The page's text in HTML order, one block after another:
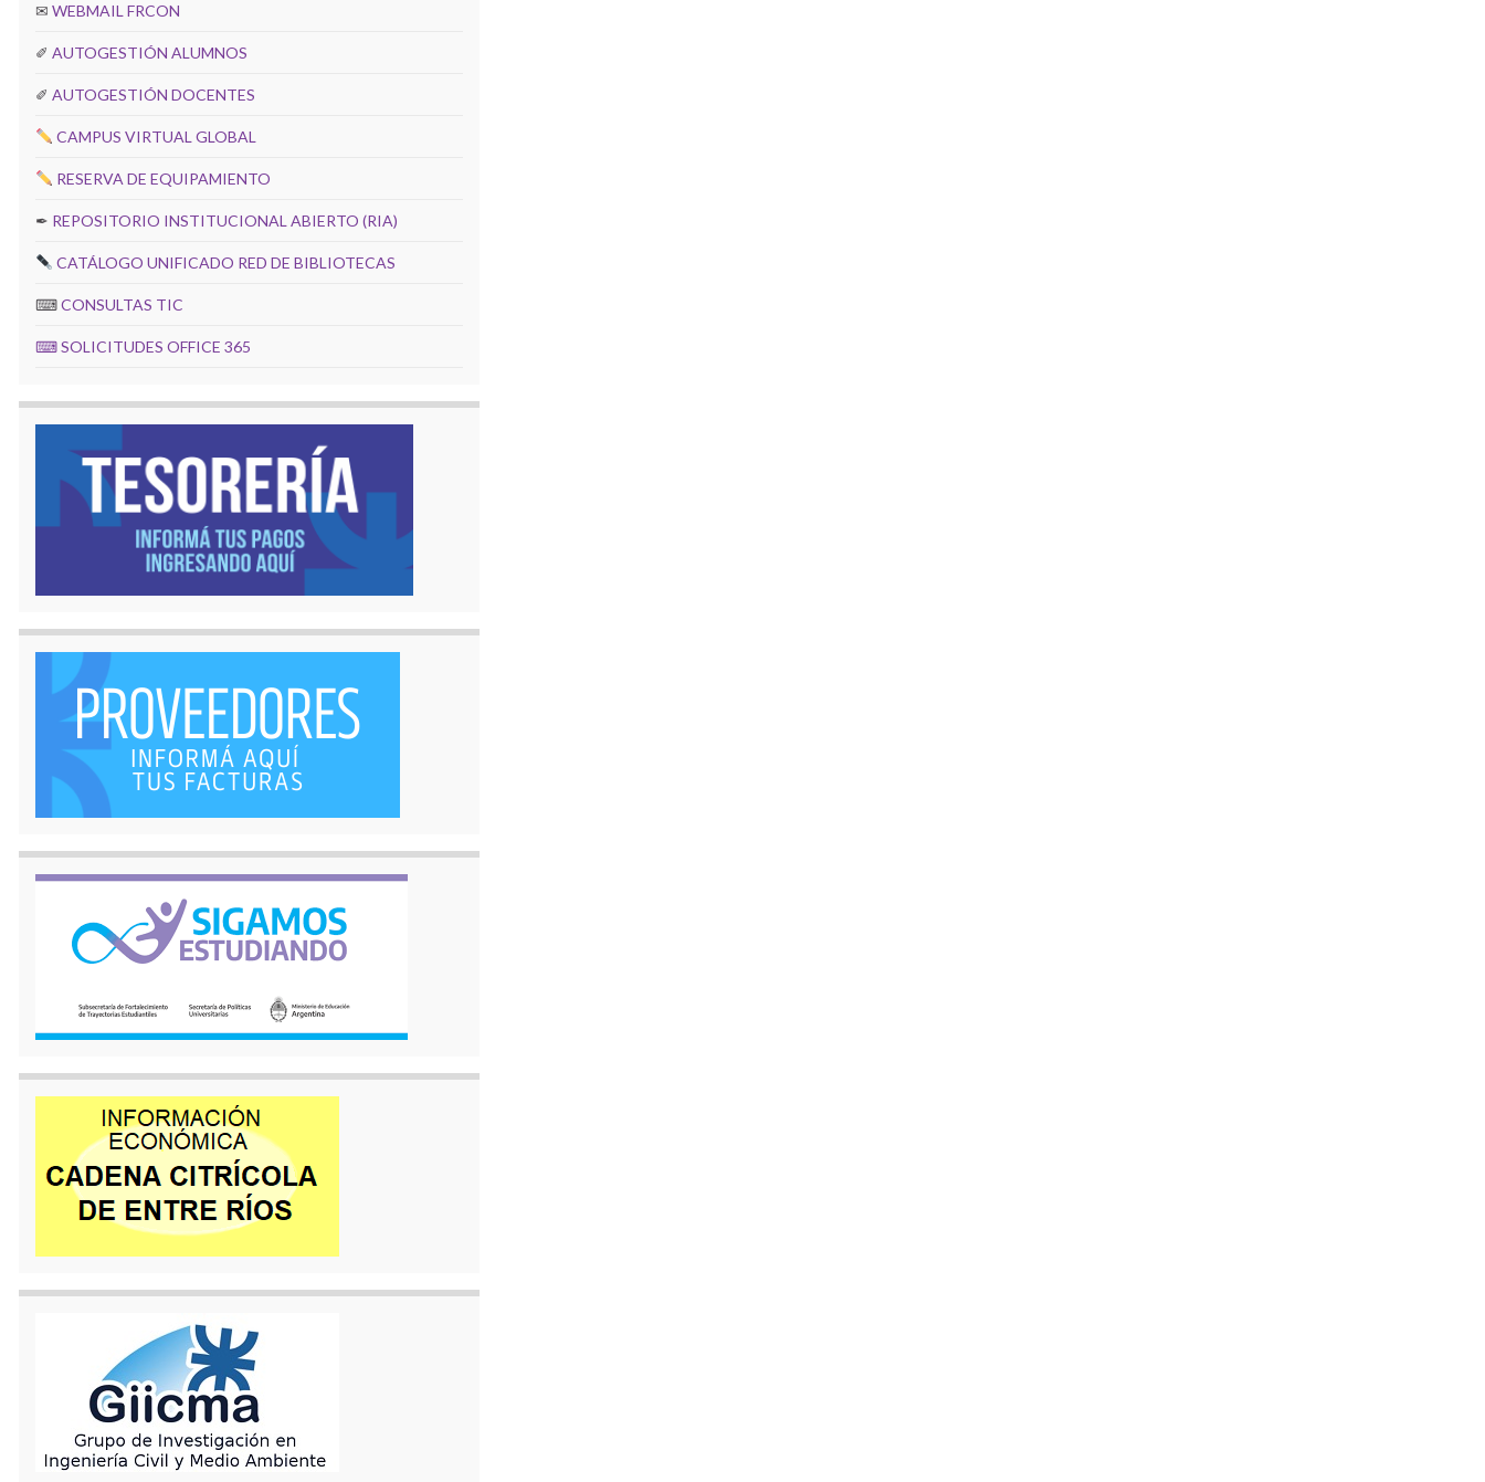
✉ WEBMAIL FRCON
✐ AUTOGESTIÓN ALUMNOS
✐ AUTOGESTIÓN DOCENTES
CAMPUS VIRTUAL GLOBAL
RESERVA DE EQUIPAMIENTO
✒ REPOSITORIO INSTITUCIONAL ABIERTO (RIA)
CATÁLOGO UNIFICADO RED DE BIBLIOTECAS
⌨CONSULTAS TIC
⌨SOLICITUDES OFFICE 365